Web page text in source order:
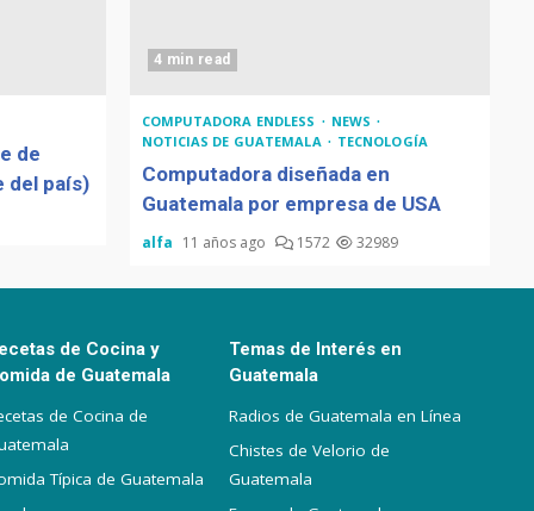
de
del país)
4 min read
COMPUTADORA ENDLESS
NEWS
NOTICIAS DE GUATEMALA
TECNOLOGÍA
Computadora diseñada en
Guatemala por empresa de USA
alfa 11 años ago 1572 32989
de Cocina y
de Guatemala
de Cocina de
Típica de Guatemala
Temas de Interés en
Guatemala
Radios de Guatemala en Línea
Chistes de Velorio de
Guatemala